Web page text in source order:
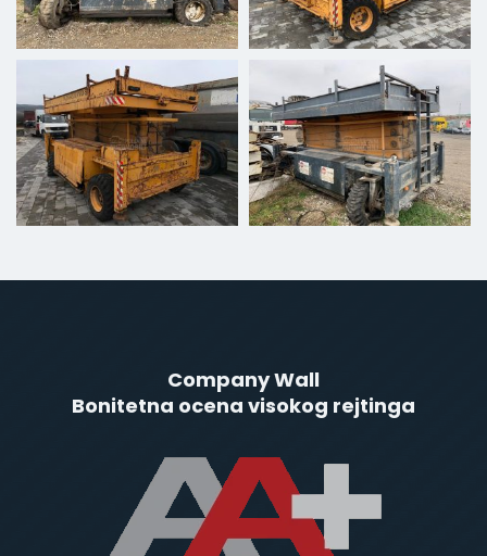
Company Wall
Bonitetna ocena visokog rejtinga